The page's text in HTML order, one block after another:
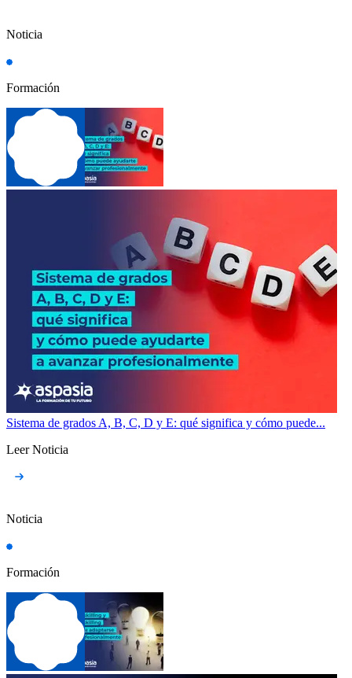
Noticia
Formación
Sistema de grados A, B, C, D y E: qué significa y cómo puede...
Leer Noticia
Noticia
Formación